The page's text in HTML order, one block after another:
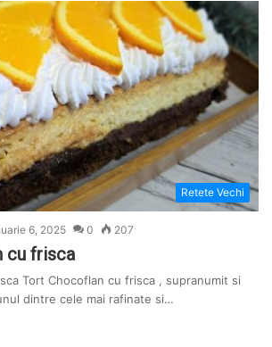
Retete Vechi
6, 2025 0 207
cu frisca
Tort Chocoflan cu frisca , supranumit si
dintre cele mai rafinate si…